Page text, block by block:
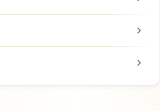
chevron_right
chevron_right